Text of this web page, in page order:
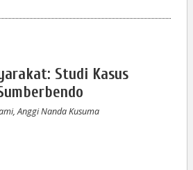
Studi Kasus
Anggi Nanda Kusuma